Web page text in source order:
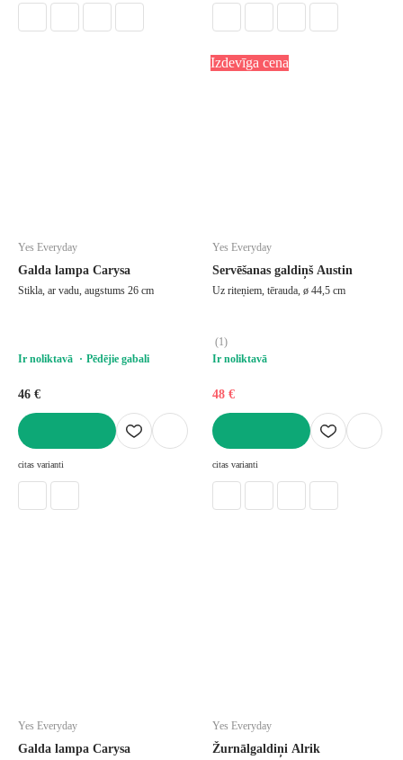
Yes Everyday
Galda lampa Carysa
Stikla, ar vadu, augstums 26 cm
Ir noliktavā Pēdējie gabali
46 €
citas varianti
Izdevīga cena
Yes Everyday
Servēšanas galdiņš Austin
Uz riteņiem, tērauda, ø 44,5 cm
(1)
Ir noliktavā
48 €
citas varianti
Yes Everyday
Galda lampa Carysa
Yes Everyday
Žurnālgaldiņi Alrik